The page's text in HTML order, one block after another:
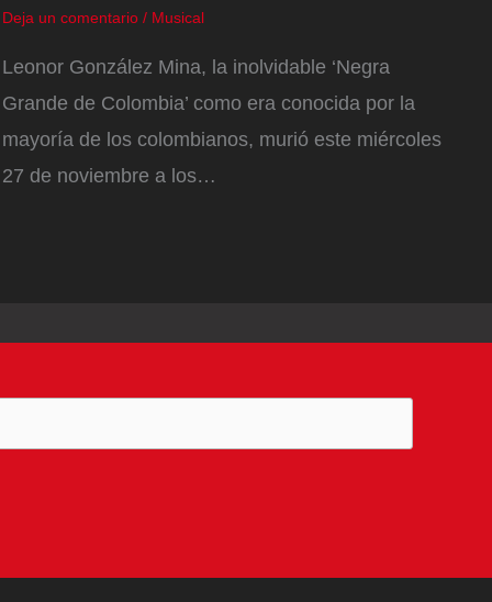
Deja un comentario / Musical
Leonor González Mina, la inolvidable ‘Negra
Grande de Colombia’ como era conocida por la
mayoría de los colombianos, murió este miércoles
27 de noviembre a los…